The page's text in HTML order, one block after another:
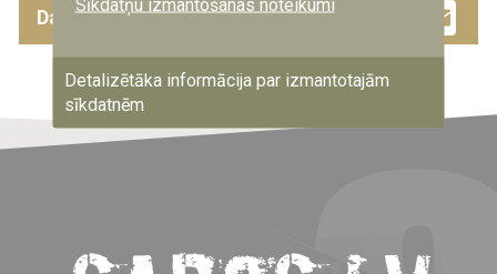
Dalies ar šo ziņu Facebook
Twitter
Sīkdatņu izmantošanas noteikumi
Detalizētāka informācija par izmantotajām
sīkdatnēm